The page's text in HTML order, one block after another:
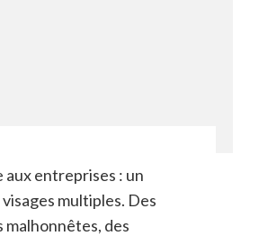
aux entreprises : un
multiples. Des
malhonnêtes, des